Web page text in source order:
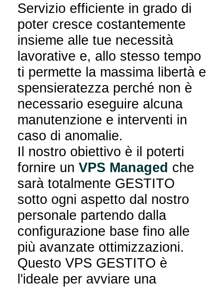
Servizio efficiente in grado di
poter cresce costantemente
insieme alle tue necessità
lavorative e, allo stesso tempo
ti permette la massima libertà e
spensieratezza perché non è
necessario eseguire alcuna
manutenzione e interventi in
caso di anomalie.
Il nostro obiettivo è il poterti
fornire un VPS Managed che
sarà totalmente GESTITO
sotto ogni aspetto dal nostro
personale partendo dalla
configurazione base fino alle
più avanzate ottimizzazioni.
Questo VPS GESTITO è
l'ideale per avviare una